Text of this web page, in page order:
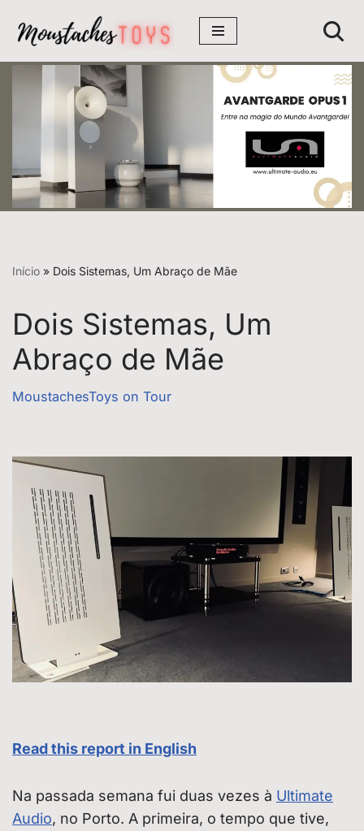
Avançar
para
conteúdo
Início » Dois Sistemas, Um Abraço de Mãe
Dois Sistemas, Um
Abraço de Mãe
MoustachesToys on Tour
Read this report in English
Na passada semana fui duas vezes à Ultimate
Audio, no Porto. A primeira, o tempo que tive,